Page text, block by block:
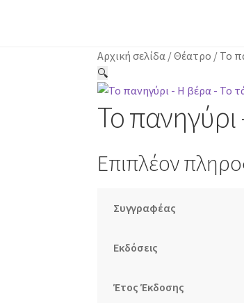
Αρχική σελίδα /Θέατρο / Το
🔍
Το
Επιπλέον
Συγγραφέας
Εκδόσεις
Έτος Έκδοσης